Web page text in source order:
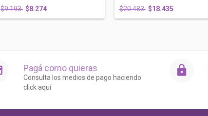
$9.193 $8.274
$20.483 $18.435
Pagá como quieras
Consulta los medios de pago haciendo
click aquí